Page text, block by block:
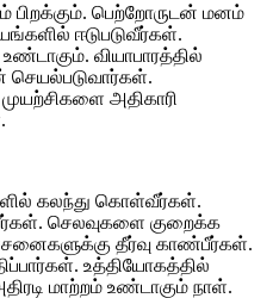
பிறக்கும். பெற்றோருடன் மனம்
ஈடுபடுவீர்கள்.
வியாபாரத்தில்
அதிகாரி
கலந்து கொள்வீர்கள்.
செலவுகளை குறைக்க
தீர்வு காண்பீர்கள்.
உத்தியோகத்தில்
மாற்றம் உண்டாகும் நாள்.